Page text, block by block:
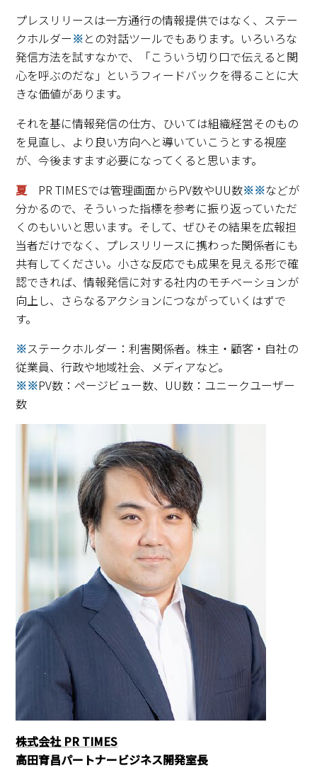
プレスリリースは一方通行の情報提供ではなく、ステー
クホルダー※との対話ツールでもあります。いろいろな
発信方法を試すなかで、「こういう切り口で伝えると関
心を呼ぶのだな」というフィードバックを得ることに大
きな価値があります。
それを基に情報発信の仕方、ひいては組織経営そのもの
を見直し、より良い方向へと導いていこうとする視座
が、今後ますます必要になってくると思います。
夏PR TIMESでは管理画面からPV数やUU数※※などが
分かるので、そういった指標を参考に振り返っていただ
くのもいいと思います。そして、ぜひその結果を広報担
当者だけでなく、プレスリリースに携わった関係者にも
共有してください。小さな反応でも成果を見える形で確
認できれば、情報発信に対する社内のモチベーションが
向上し、さらなるアクションにつながっていくはずで
す。
※ステークホルダー：利害関係者。株主・顧客・自社の
従業員、行政や地域社会、メディアなど。
※※PV数：ページビュー数、UU数：ユニークユーザー
数
株式会社 PR TIMES
高田育昌パートナービジネス開発室長